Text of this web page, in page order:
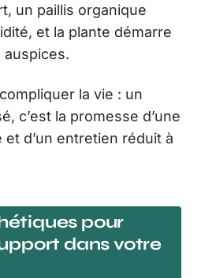
un paillis organique
et la plante démarre
auspices.
la vie : un
c’est la promesse d’une
d’un entretien réduit à
pour
dans votre